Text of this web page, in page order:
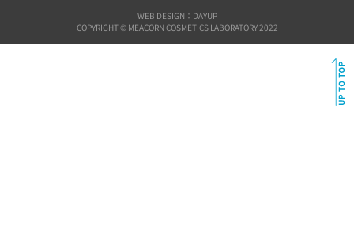
WEB DESIGN：DAYUP
COPYRIGHT © MEACORN COSMETICS LABORATORY 2022